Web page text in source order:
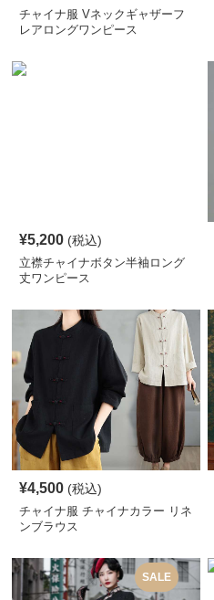
チャイナ服 Vネックギャザーフ
レアロングワンピース
¥5,200 (税込)
立襟チャイナボタン半袖ロング
丈ワンピース
¥4,500 (税込)
チャイナ服 チャイナカラー リネ
ンブラウス
SALE